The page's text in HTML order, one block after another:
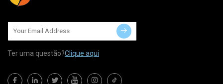
Ter uma questão?Clique aqui